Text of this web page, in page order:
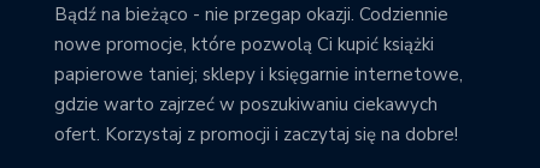
Bądź na bieżąco - nie przegap okazji. Codziennie
nowe promocje, które pozwolą Ci kupić książki
papierowe taniej; sklepy i księgarnie internetowe,
gdzie warto zajrzeć w poszukiwaniu ciekawych
ofert. Korzystaj z promocji i zaczytaj się na dobre!